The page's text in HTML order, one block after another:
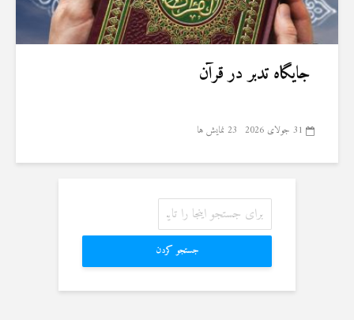
جایگاه تدبر در قرآن
31 جولای 2026 23 نمایش ها
جستجو کردن